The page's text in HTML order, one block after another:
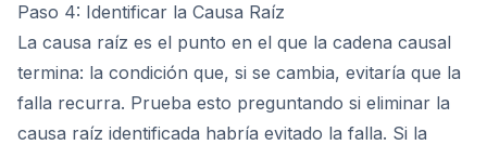
Paso 4: Identificar la Causa Raíz
La causa raíz es el punto en el que la cadena causal
termina: la condición que, si se cambia, evitaría que la
falla recurra. Prueba esto preguntando si eliminar la
causa raíz identificada habría evitado la falla. Si la